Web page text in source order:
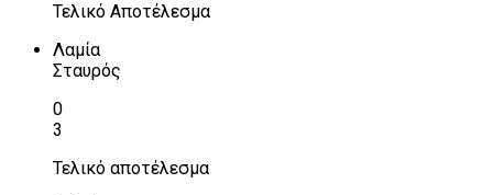
Τελικό Αποτέλεσμα
Λαμία
Σταυρός
0
3
Τελικό αποτέλεσμα